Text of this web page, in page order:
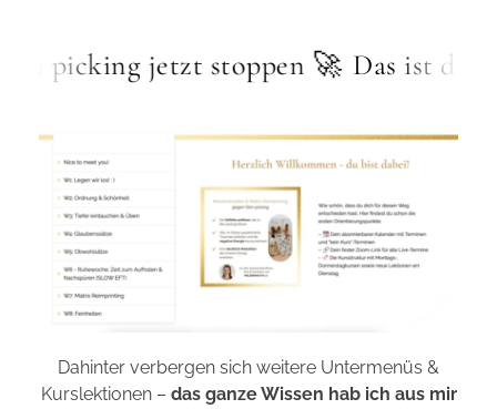
jetzt stoppen 🚀 Das ist der
Dahinter verbergen sich weitere Untermenüs &
Kurslektionen – das ganze Wissen hab ich aus mir